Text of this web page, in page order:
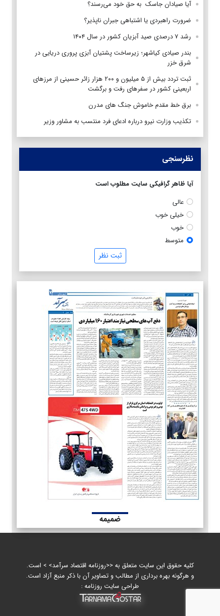
آیا صیادان جاسک به حق خود می‌رسند؟
ضرورت راهبردی یا اشتباهی جبران ناپذیر؟
رشد ۷ درصدی صید آبزیان کشور در سال ۱۴۰۴
بندر صیادی کیاشهر؛ زیرساخت پشتیان آبزی پروری دریایی در
شرق خزر
ثبت تردد بیش از ۵ میلیون و ۲۰۰ هزار زائر حسینی از مرزهای
اربعینی کشور در سفرهای رفت و برگشت
برق خط مقدم خاموش جنگ های مدرن
تکذیب وزارت نیرو درباره ادعای فرد منتسب به مشاور وزیر
نظرسنجی
آیا ظاهر گرافیکی سایت مطلوب است
عالی
خیلی خوب
خوب
متوسط
ثبت نظر
ضمیمه
کلیه حقوق این سایت متعلق به <<روزنامه اقتصاد سرآمد> > است.
و هرگونه بهره برداری از مطالب و تصاویر آن با ذکر منبع آزاد است.
طراحی سایت روزنامه :